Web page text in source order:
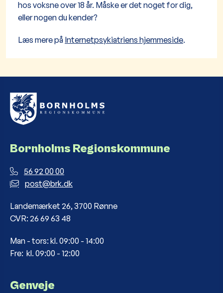
hos voksne over 18 år. Måske er det noget for dig,
eller nogen du kender?
Læs mere på Internetpsykiatriens hjemmeside.
Bornholms Regionskommune
56 92 00 00
post@brk.dk
Landemærket 26, 3700 Rønne
CVR: 26 69 63 48
Man - tors: kl. 09:00 - 14:00
Fre: kl. 09:00 - 12:00
Genveje